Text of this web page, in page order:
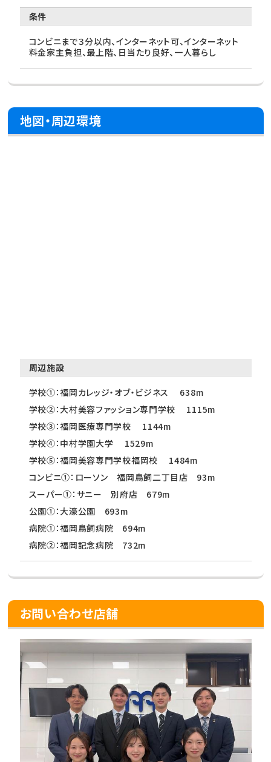
条件
コンビニまで３分以内、インターネット可、インターネット
料金家主負担、最上階、日当たり良好、一人暮らし
地図・周辺環境
周辺施設
学校①：福岡カレッジ・オブ・ビジネス 638m
学校②：大村美容ファッション専門学校 1115m
学校③：福岡医療専門学校 1144m
学校④：中村学園大学 1529m
学校⑤：福岡美容専門学校福岡校 1484m
コンビニ①：ローソン 福岡鳥飼二丁目店 93m
スーパー①：サニー 別府店 679m
公園①：大濠公園 693m
病院①：福岡鳥飼病院 694m
病院②：福岡記念病院 732m
お問い合わせ店舗